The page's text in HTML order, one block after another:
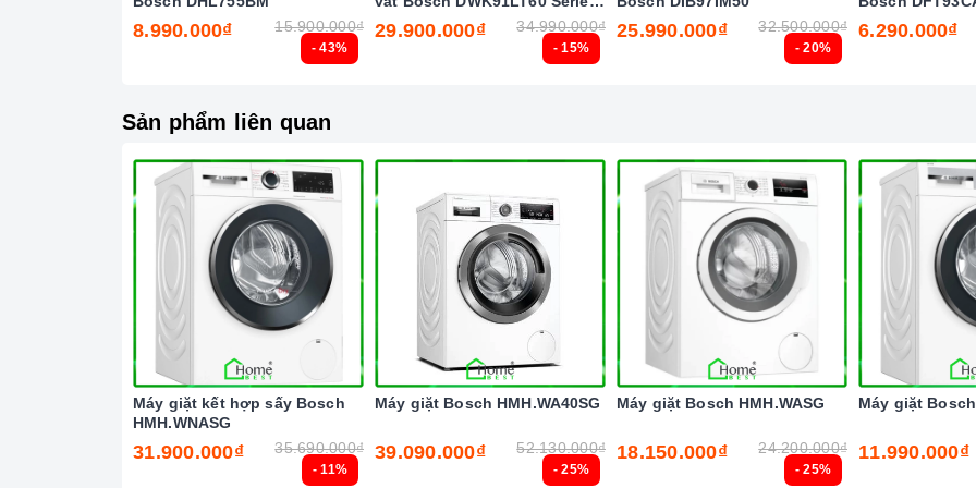
Bosch so với các dòng máy giặt thông thường khác. Ngoài ra, máy giặt Bosch tích hợp hệ thống
VarioPerfect – tiết kiệm thời gian giặt đến 60%, và tiết kiệm hơn 25% hiệu năng điện, nước. Năng
lượng tiêu thụ 152 kWh mỗi năm và các chế độ tiêu thụ năng lượng thấp. Sản phẩm đạt tiêu chuẩn
Với những ưu điểm nổi bật như trên thì
trong những người bạn đồng hành thân thiết nhất của người nội trợ, là vật dụng không thể trong
gian bếp của mỗi gia đình hiện nay, nhất là trong cuộc sống đầy năng động và luôn bận rộn đối với
những người nội trợ vừa phải làm nhiều công việc lại còn chăm sóc cho bữa ăn của gia đình mình.
- 43%
8.990.000₫ 15.900.000₫
- 15%
8
29.900.000₫ 34.990.000₫
- 20%
25.990.000₫ 32.500.000₫ 6.290.000₫
Sản phẩm liên quan
- 11%
Máy giặt kết hợp sấy Bosch
HMH.WNASG
31.900.000₫ 35.690.000₫
- 25%
Máy giặt Bosch HMH.WA40SG
39.090.000₫ 52.130.000₫
- 25%
Máy giặt Bosch HMH.WASG
18.150.000₫ 24.200.000₫
Máy giặt Bosch
11.990.000₫